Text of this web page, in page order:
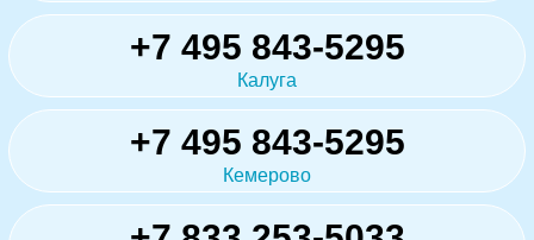
+7 495 843-5295
Калуга
+7 495 843-5295
Кемерово